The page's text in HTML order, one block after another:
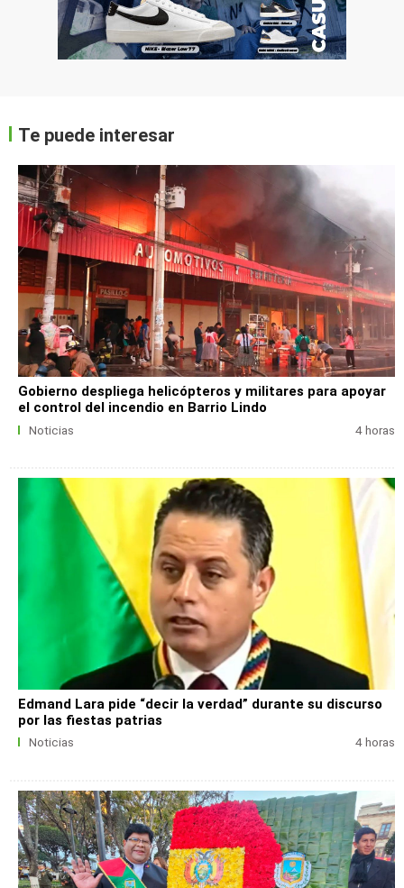
Te puede interesar
Gobierno despliega helicópteros y militares para apoyar
el control del incendio en Barrio Lindo
Noticias 4 horas
Edmand Lara pide “decir la verdad” durante su discurso
por las fiestas patrias
Noticias 4 horas